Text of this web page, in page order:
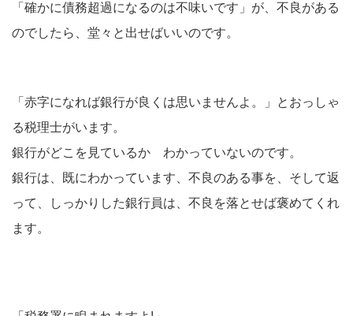
「確かに債務超過になるのは不味いです」が、不良がある
のでしたら、堂々と出せばいいのです。
「赤字になれば銀行が良くは思いませんよ。」とおっしゃ
る税理士がいます。
銀行がどこを見ているか わかっていないのです。
銀行は、既にわかっています、不良のある事を、そして返
って、しっかりした銀行員は、不良を落とせば褒めてくれ
ます。